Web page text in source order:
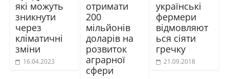
які можуть
зникнути
через
кліматичні
зміни
16.04.2023
отримати
200
мільйонів
доларів на
розвиток
аграрної
сфери
українські
фермери
відмовляют
ься сіяти
гречку
21.09.2018